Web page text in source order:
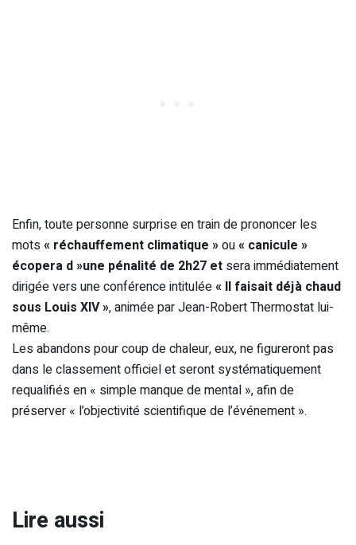
Enfin, toute personne surprise en train de prononcer les
mots« réchauffement climatique »ou« canicule »
écopera d »une pénalité de 2h27 et sera immédiatement
dirigée vers une conférence intitulée« Il faisait déjà chaud
sous Louis XIV », animée par Jean-Robert Thermostat lui-
même.
Les abandons pour coup de chaleur, eux, ne figureront pas
dans le classement officiel et seront systématiquement
requalifiés en « simple manque de mental », afin de
préserver « l’objectivité scientifique de l’événement ».
Lire aussi